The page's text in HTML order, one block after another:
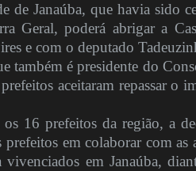
de Janaúba, que havia sido
Geral, poderá abrigar a
e com o deputado
também é presidente do
aceitaram repassar o
16 prefeitos da região, a
em colaborar com as
em Janaúba,